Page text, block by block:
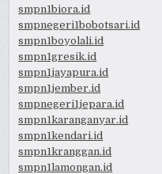
smpn1biora.id
smpnegeri1bobotsari.id
smpn1boyolali.id
smpn1gresik.id
smpn1jayapura.id
smpn1jember.id
smpnegeri1jepara.id
smpn1karanganyar.id
smpn1kendari.id
smpn1kranggan.id
smpn1lamongan.id